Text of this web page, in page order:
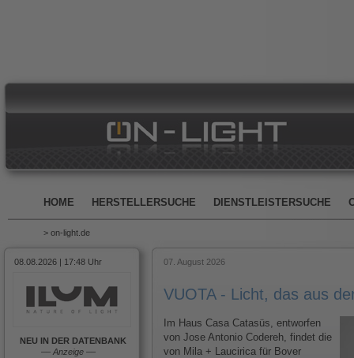
HOME HERSTELLERSUCHE DIENSTLEISTERSUCHE
> on-light.de
08.08.2026 | 17:48 Uhr
NEU IN DER DATENBANK
–– Anzeige ––
07. August 2026
VUOTA - Licht, das aus
Im Haus Casa Catasüs, entworfen
von Jose Antonio Codereh, findet die
von Mila + Laucirica für Bover